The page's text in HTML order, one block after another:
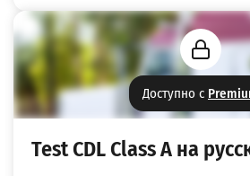
Доступно с
Test CDL Class A на